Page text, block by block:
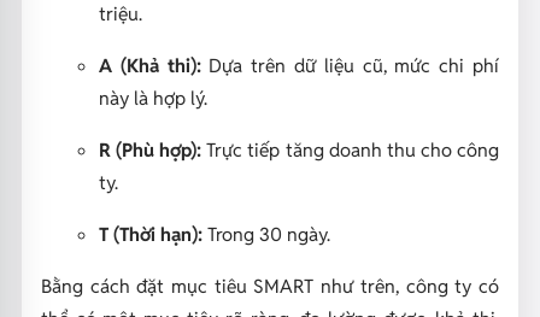
triệu.
A (Khả thi):Dựa trên dữ liệu cũ, mức chi phí
này là hợp lý.
R (Phù hợp): Trực tiếp tăng doanh thu cho công
ty.
T (Thời hạn):Trong 30 ngày.
Bằng cách đặt mục tiêu SMART như trên, công ty có